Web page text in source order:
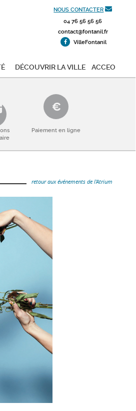
NOUS CONTACTER
04 76 56 56 56
contact@fontanil.fr
VilleFontanil
Découvrir la ville ACCEO
Paiement en ligne
retour aux événements de l'Atrium